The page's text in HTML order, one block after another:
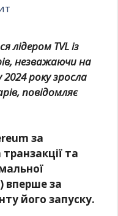
лідером TVL із
незважаючи на
року зросла
повідомляє
за
та
вперше за
його запуску.